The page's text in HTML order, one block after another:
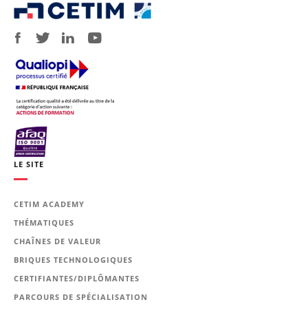
Formateur expert technique dans le
domaine, intervenant dans des
missions de conseil et d’assistances
Personnel concerné
Ingénieurs et techniciens devant
spécifier ou utiliser des matériaux
Le programme de la
formation
Rappels des lois fondamentales
LE SITE
CETIM ACADEMY
THÉMATIQUES
CHAÎNES DE VALEUR
BRIQUES TECHNOLOGIQUES
CERTIFIANTES/DIPLÔMANTES
PARCOURS DE SPÉCIALISATION